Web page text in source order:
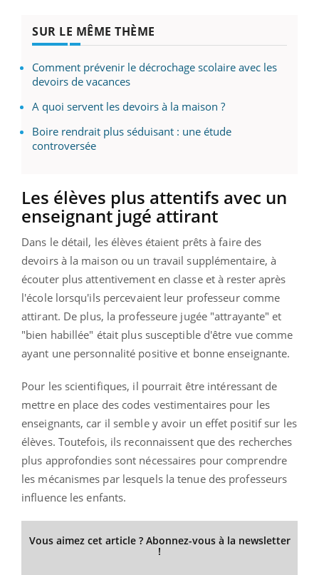
SUR LE MÊME THÈME
Comment prévenir le décrochage scolaire avec les
devoirs de vacances
A quoi servent les devoirs à la maison ?
Boire rendrait plus séduisant : une étude
controversée
Les élèves plus attentifs avec un
enseignant jugé attirant
Dans le détail, les élèves étaient prêts à faire des
devoirs à la maison ou un travail supplémentaire, à
écouter plus attentivement en classe et à rester après
l'école lorsqu'ils percevaient leur professeur comme
attirant. De plus, la professeure jugée "attrayante" et
"bien habillée" était plus susceptible d'être vue comme
ayant une personnalité positive et bonne enseignante.
Pour les scientifiques, il pourrait être intéressant de
mettre en place des codes vestimentaires pour les
enseignants, car il semble y avoir un effet positif sur les
élèves. Toutefois, ils reconnaissent que des recherches
plus approfondies sont nécessaires pour comprendre
les mécanismes par lesquels la tenue des professeurs
influence les enfants.
Vous aimez cet article ? Abonnez-vous à la newsletter
!